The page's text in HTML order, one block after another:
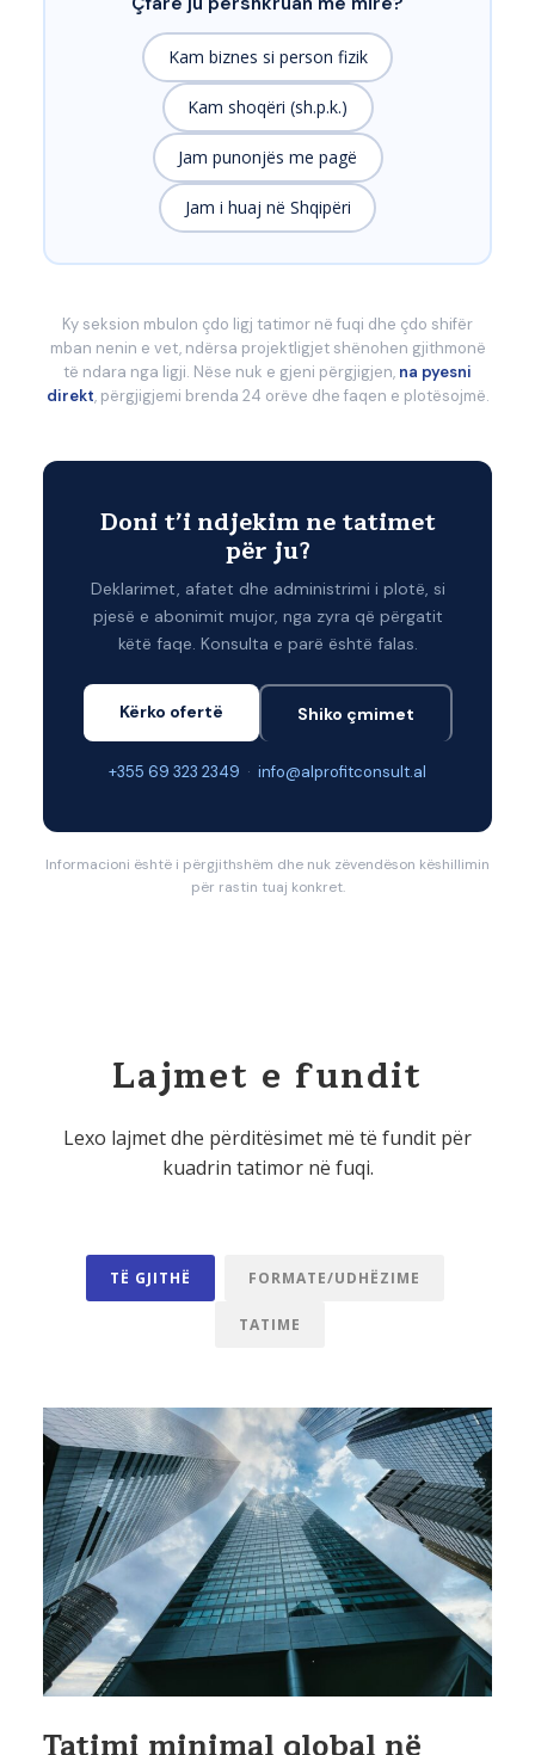
Kam biznes si person fizik
Kam shoqëri (sh.p.k.)
Jam punonjës me pagë
Jam i huaj në Shqipëri
Ky seksion mbulon çdo ligj tatimor në fuqi dhe çdo shifër
mban nenin e vet, ndërsa projektligjet shënohen gjithmonë
të ndara nga ligji. Nëse nuk e gjeni përgjigjen, na pyesni
direkt, përgjigjemi brenda 24 orëve dhe faqen e plotësojmë.
Doni t’i ndjekim ne tatimet
për ju?
Deklarimet, afatet dhe administrimi i plotë, si
pjesë e abonimit mujor, nga zyra që përgatit
këtë faqe. Konsulta e parë është falas.
Kërko ofertë Shiko çmimet
+355 69 323 2349 · info@alprofitconsult.al
Informacioni është i përgjithshëm dhe nuk zëvendëson këshillimin
për rastin tuaj konkret.
Lajmet e fundit
Lexo lajmet dhe përditësimet më të fundit për
kuadrin tatimor në fuqi.
TË GJITHË FORMATE/UDHËZIME
TATIME